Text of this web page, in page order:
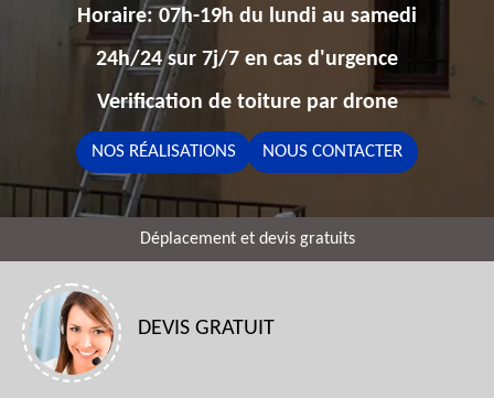
Horaire: 07h-19h du lundi au samedi
24h/24 sur 7j/7 en cas d'urgence
Verification de toiture par drone
NOS RÉALISATIONS NOUS CONTACTER
Déplacement et devis gratuits
DEVIS GRATUIT